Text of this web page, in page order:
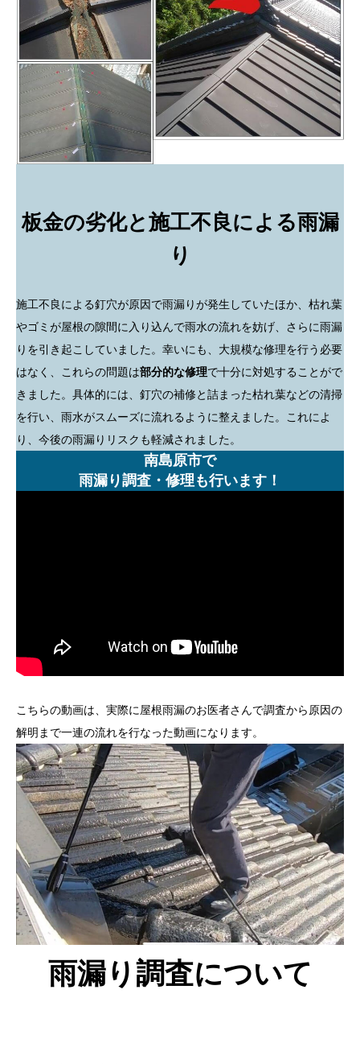
板金の劣化と施工不良による雨漏
り
施工不良による釘穴が原因で雨漏りが発生していたほか、枯れ葉
やゴミが屋根の隙間に入り込んで雨水の流れを妨げ、さらに雨漏
りを引き起こしていました。幸いにも、大規模な修理を行う必要
はなく、これらの問題は部分的な修理で十分に対処することがで
きました。具体的には、釘穴の補修と詰まった枯れ葉などの清掃
を行い、雨水がスムーズに流れるように整えました。これによ
り、今後の雨漏りリスクも軽減されました。
南島原市で
雨漏り調査・修理も行います！
こちらの動画は、実際に屋根雨漏のお医者さんで調査から原因の
解明まで一連の流れを行なった動画になります。
雨漏り調査について